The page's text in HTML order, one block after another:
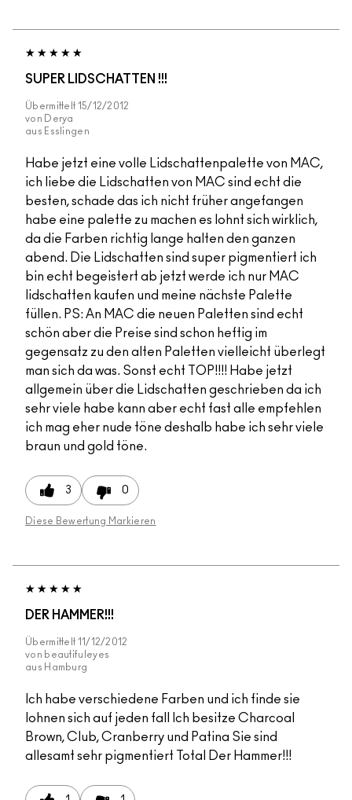
SUPER LIDSCHATTEN !!!
Übermittelt 15/12/2012
von
Derya
aus Esslingen
Habe jetzt eine volle Lidschattenpalette von MAC,
ich liebe die Lidschatten von MAC sind echt die
besten, schade das ich nicht früher angefangen
habe eine palette zu machen es lohnt sich wirklich,
da die Farben richtig lange halten den ganzen
abend. Die Lidschatten sind super pigmentiert ich
bin echt begeistert ab jetzt werde ich nur MAC
lidschatten kaufen und meine nächste Palette
füllen. PS: An MAC die neuen Paletten sind echt
schön aber die Preise sind schon heftig im
gegensatz zu den alten Paletten vielleicht überlegt
man sich da was. Sonst echt TOP!!!! Habe jetzt
allgemein über die Lidschatten geschrieben da ich
sehr viele habe kann aber echt fast alle empfehlen
ich mag eher nude töne deshalb habe ich sehr viele
braun und gold töne.
3 0
Diese Bewertung Markieren
DER HAMMER!!!
Übermittelt 11/12/2012
von beautifuleyes
aus Hamburg
Ich habe verschiedene Farben und ich finde sie
lohnen sich auf jeden fall Ich besitze Charcoal
Brown, Club, Cranberry und Patina Sie sind
allesamt sehr pigmentiert Total Der Hammer!!!